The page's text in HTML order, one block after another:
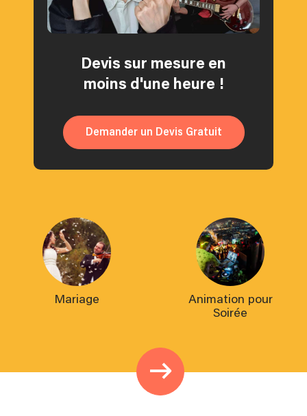
Devis sur mesure en
moins d'une heure !
Demander un Devis Gratuit
Mariage
Animation pour
Soirée